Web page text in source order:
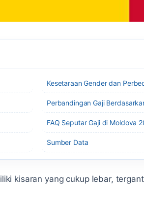
Kesetaraan Gender dan
Perbandingan Gaji
FAQ Seputar Gaji di Moldova
Sumber Data
kisaran yang cukup lebar,